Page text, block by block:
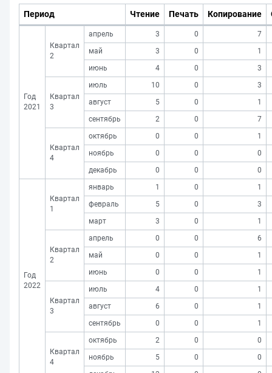
Период Чтение Печать Копирование
Год
2021
Квартал
2
апрель 3 0
7
май
3 0
1
июнь
4 0 3
Квартал
3
июль 10 0
3
август
5 0
1
сентябрь
2 0 7
Квартал
4
октябрь 0 0
1
ноябрь
0 0
0
декабрь
0 0 0
Год
2022
Квартал
1
январь 1 0
1
февраль
5 0
3
март
3 0 1
Квартал
2
апрель 0 0
6
май
0 0
1
июнь
0 0 1
Квартал
3
июль 4 0
1
август
6 0
1
сентябрь
0 0 1
Квартал
4
октябрь 2 0
0
ноябрь
5 0
0